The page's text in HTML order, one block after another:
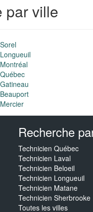
par ville
Recherche
Technicien Québec
Technicien Laval
Technicien Beloeil
Technicien Longueuil
Technicien Matane
Technicien Sherbrooke
Toutes les villes